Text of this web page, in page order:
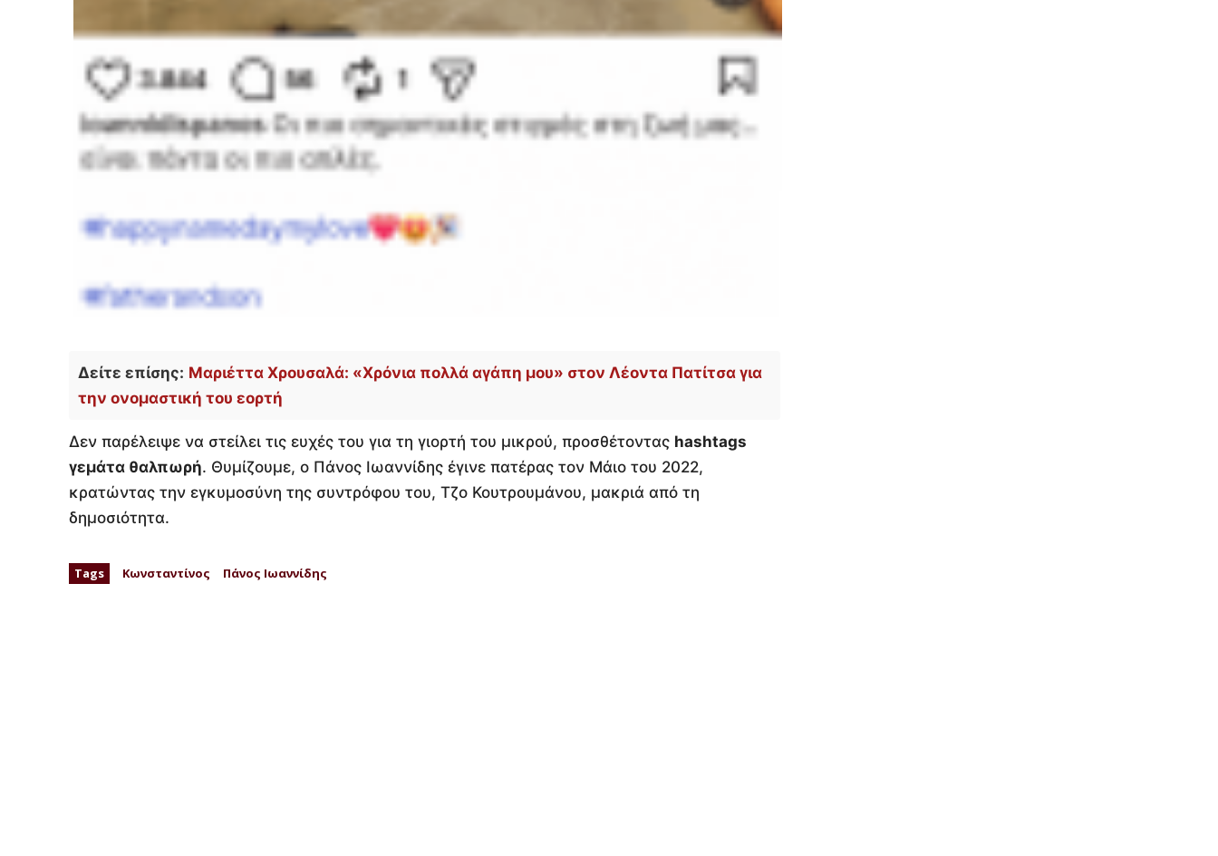
Δείτε επίσης: Μαριέττα Χρουσαλά: «Χρόνια πολλά αγάπη μου» στον Λέοντα Πατίτσα για
την ονομαστική του εορτή
Δεν παρέλειψε να στείλει τις ευχές του για τη γιορτή του μικρού, προσθέτοντας hashtags
γεμάτα θαλπωρή. Θυμίζουμε, ο Πάνος Ιωαννίδης έγινε πατέρας τον Μάιο του 2022,
κρατώντας την εγκυμοσύνη της συντρόφου του, Τζο Κουτρουμάνου, μακριά από τη
δημοσιότητα.
Tags Κωνσταντίνος Πάνος Ιωαννίδης